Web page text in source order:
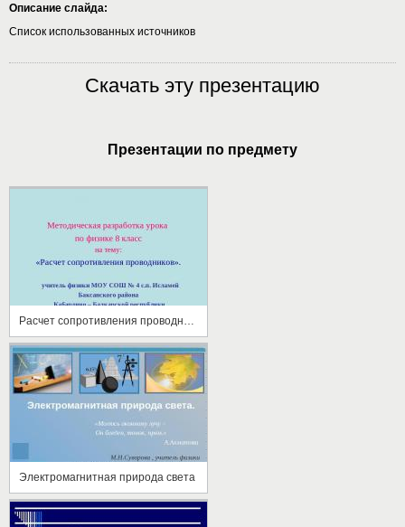
Описание слайда:
Список использованных источников
Скачать эту презентацию
Презентации по предмету
Электромагнитная природа света